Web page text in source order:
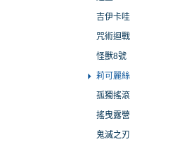
吉伊卡哇
咒術迴戰
怪獸8號
莉可麗絲
孤獨搖滾
搖曳露營
鬼滅之刃